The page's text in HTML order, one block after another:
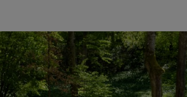
Stihl
Tebar, Susanne Müller-Scholl, Christina Stihl-